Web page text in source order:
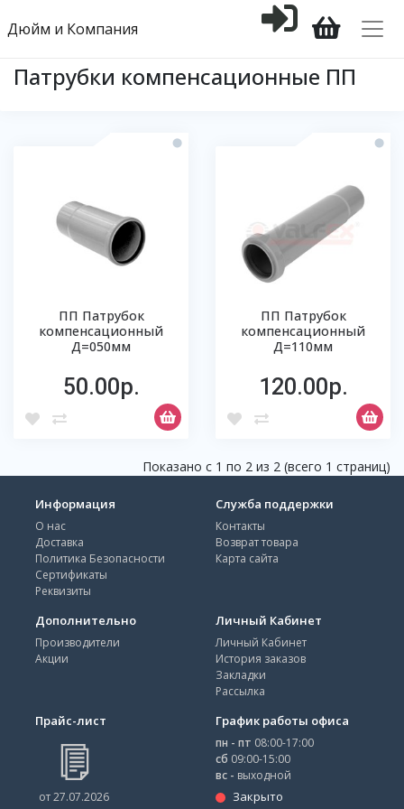
Дюйм и Компания
Патрубки компенсационные ПП
ПП Патрубок
компенсационный
Д=050мм
50.00р.
ПП Патрубок
компенсационный
Д=110мм
120.00р.
Показано с 1 по 2 из 2 (всего 1 страниц)
Информация
О нас
Доставка
Политика Безопасности
Сертификаты
Реквизиты
Служба поддержки
Контакты
Возврат товара
Карта сайта
Дополнительно
Производители
Акции
Личный Кабинет
Личный Кабинет
История заказов
Закладки
Рассылка
Прайс-лист
от 27.07.2026
График работы офиса
пн - пт 08:00-17:00
сб 09:00-15:00
вс - выходной
Закрыто